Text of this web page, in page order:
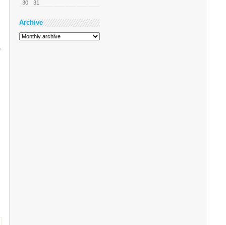
30
31
Archive